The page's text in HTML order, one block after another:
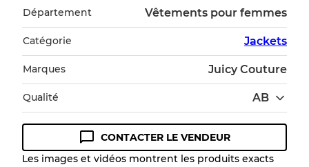
Département Vêtements pour femmes
Catégorie Jackets
Marques Juicy Couture
Qualité AB
Guide des conditions
CONTACTER LE VENDEUR
Les images et vidéos montrent les produits exacts